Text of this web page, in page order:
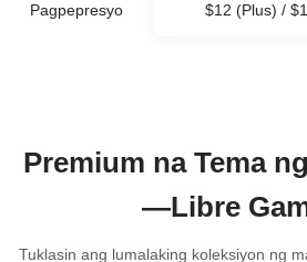
Pagpepresyo $12 (Plus) /
Premium na Tema
—Libre
Tuklasin ang lumalaking koleksiyon ng